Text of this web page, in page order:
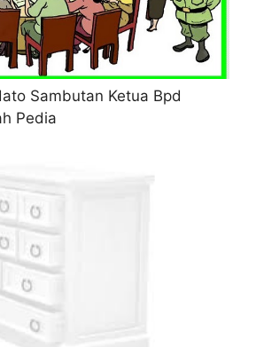
Sambutan Ketua Bpd
Pedia